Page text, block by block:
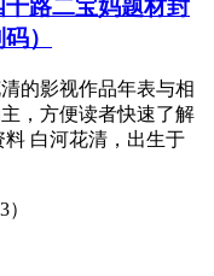
路二宝妈题材封
）
的影视作品年表与相
，方便读者快速了解
白河花清，出生于